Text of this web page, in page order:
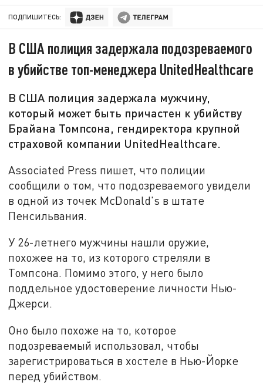
ПОДПИШИТЕСЬ:
В США полиция задержала подозреваемого
в убийстве топ-менеджера UnitedHealthcare
В США полиция задержала мужчину,
который может быть причастен к убийству
Брайана Томпсона, гендиректора крупной
страховой компании UnitedHealthcare.
Associated Press пишет, что полиции
сообщили о том, что подозреваемого увидели
в одной из точек McDonald's в штате
Пенсильвания.
У 26-летнего мужчины нашли оружие,
похожее на то, из которого стреляли в
Томпсона. Помимо этого, у него было
поддельное удостоверение личности Нью-
Джерси.
Оно было похоже на то, которое
подозреваемый использовал, чтобы
зарегистрироваться в хостеле в Нью-Йорке
перед убийством.